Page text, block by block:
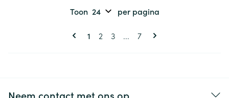
Pagina's
U lees momenteel pagina
1 Pagina
2 Pagina
3 ... Pagina
7
Toon per pagina
Neem contact met ons op